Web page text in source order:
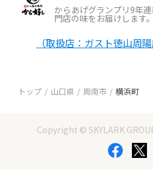
からあげグランプリ9年
門店の味をお届けします。
（取扱店：ガスト徳山周陽
トップ 山口県 周南市 横浜町
Copyright © SKYLARK